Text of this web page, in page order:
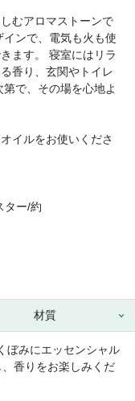
むアロマストーンで
ンで、電気も火も使
ます。 寝室にはリラ
香り、玄関やトイレ
で、その場を心地よ
イルをお使いくださ
ター/約
材質
ぼみにエッセンシャル
香りをお楽しみくだ